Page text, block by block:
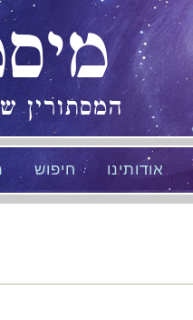
המסתורין
חיפוש אודותינו